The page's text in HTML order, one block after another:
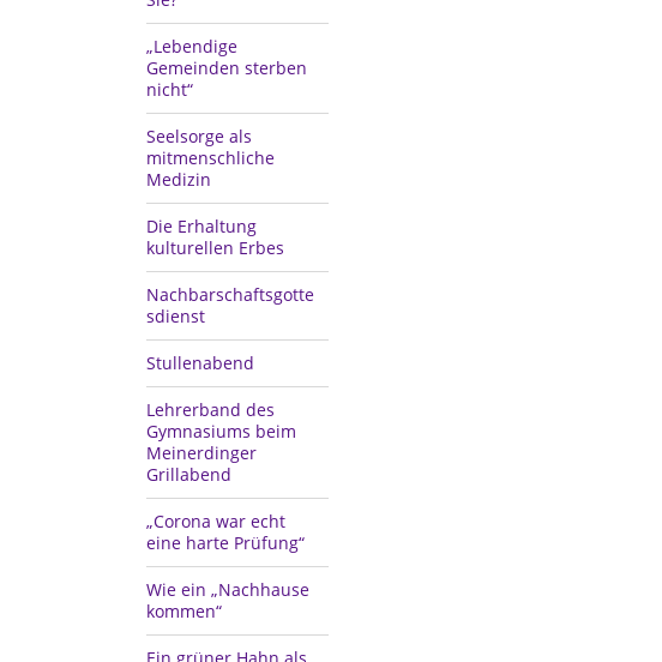
„Lebendige
Gemeinden sterben
nicht“
Seelsorge als
mitmenschliche
Medizin
Die Erhaltung
kulturellen Erbes
Nachbarschaftsgotte
sdienst
Stullenabend
Lehrerband des
Gymnasiums beim
Meinerdinger
Grillabend
„Corona war echt
eine harte Prüfung“
Wie ein „Nachhause
kommen“
Ein grüner Hahn als